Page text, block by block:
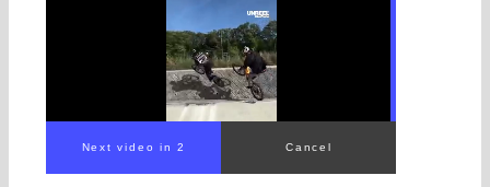
00:00/ 00:54